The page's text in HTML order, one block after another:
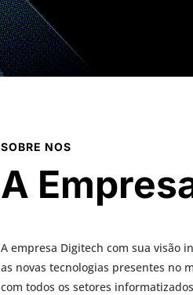
SOBRE NOS
A
A empresa Digitech com sua visão
as novas tecnologias presentes no
com todos os setores